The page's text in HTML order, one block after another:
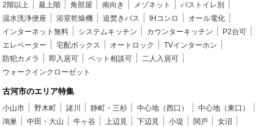
2階以上 最上階 角部屋 南向き メゾネット
バストイレ別
温水洗浄便座
浴室乾燥機 追焚きバス IHコンロ
オール電化
インターネット無料
システムキッチン カウンターキッチン
P2台可
エレベーター
宅配ボックス オートロック
TVインターホン
防犯カメラ
即入居可 ペット相談可
二人入居可
ウォークインクローゼット
古河市のエリア特集
小山市 野木町 諸川 静町・三杉 中心地（西口）
中心地（東口）
鴻巣
中田・大山 牛ヶ谷 上辺見 下辺見 小堤 関戸
女沼